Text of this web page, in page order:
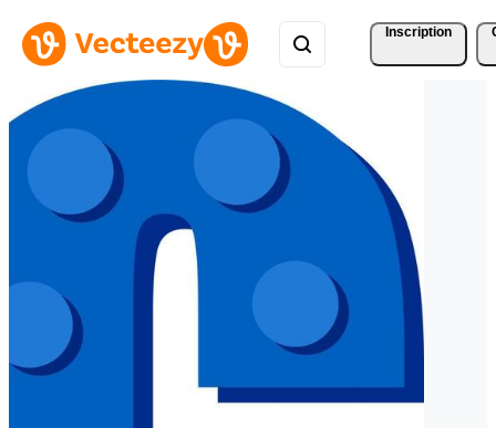
Inscription